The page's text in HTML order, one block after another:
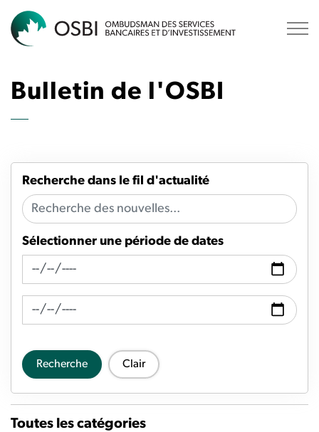
Bulletin de l'OSBI
Recherche dans le fil d'actualité
Sélectionner une période de dates
Recherche de fil d'actualité Date de
Recherche de flux d'actualités Date à
Recherche Clair
Toutes les catégories